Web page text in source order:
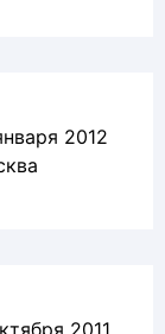
2012
2011